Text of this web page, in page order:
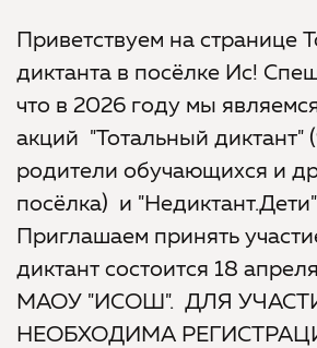
Приветствуем на странице
диктанта в посёлке Ис!
что в 2026 году мы
акций "Тотальный диктант"
родители обучающихся и
посёлка) и
Приглашаем принять
диктант состоится 18
МАОУ "ИСОШ". ДЛЯ
НЕОБХОДИМА